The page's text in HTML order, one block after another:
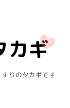
りのタカギです